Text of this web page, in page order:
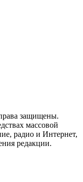
защищены.
массовой
радио и Интернет,
редакции.